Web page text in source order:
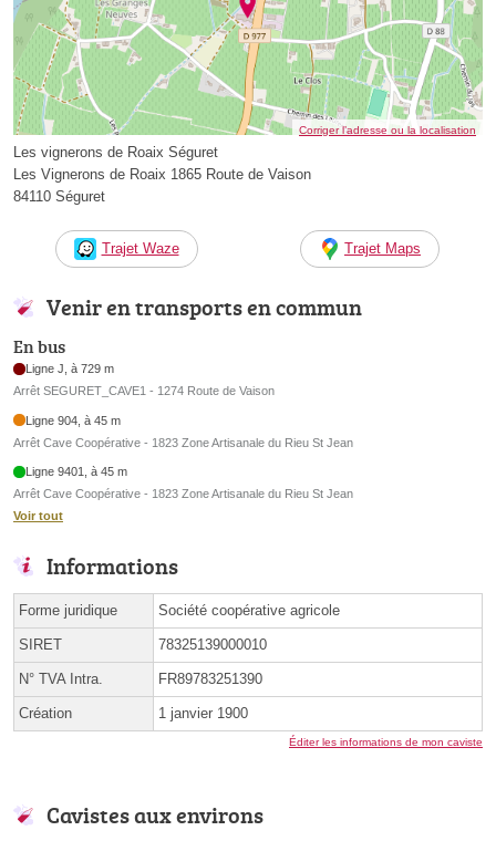
Corriger l’adresse ou la localisation
Les vignerons de Roaix Séguret
Les Vignerons de Roaix 1865 Route de Vaison
84110 Séguret
Trajet Waze Trajet Maps
Venir en transports en commun
En bus
Ligne J, à 729 m
Arrêt SEGURET_CAVE1 - 1274 Route de Vaison
Ligne 904, à 45 m
Arrêt Cave Coopérative - 1823 Zone Artisanale du Rieu St Jean
Ligne 9401, à 45 m
Arrêt Cave Coopérative - 1823 Zone Artisanale du Rieu St Jean
Voir tout
Informations
Forme juridique Société coopérative agricole
SIRET 78325139000010
N° TVA Intra. FR89783251390
Création 1 janvier 1900
Éditer les informations de mon caviste
Cavistes aux environs